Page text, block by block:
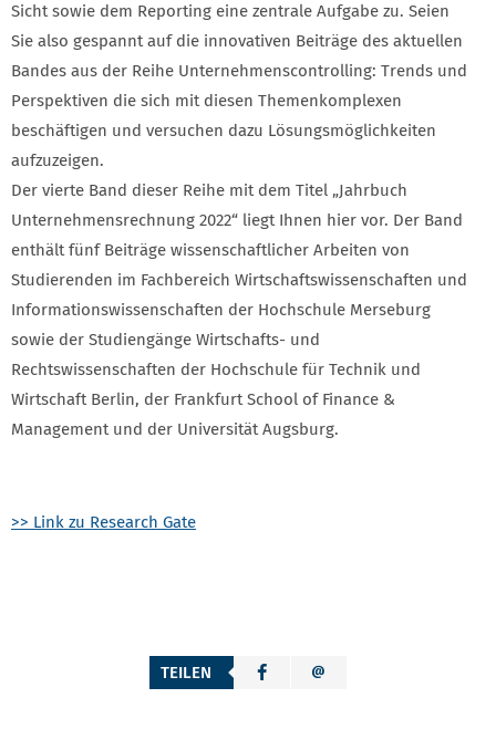
Sicht sowie dem Reporting eine zentrale Aufgabe zu. Seien
Sie also gespannt auf die innovativen Beiträge des aktuellen
Bandes aus der Reihe Unternehmenscontrolling: Trends und
Perspektiven die sich mit diesen Themenkomplexen
beschäftigen und versuchen dazu Lösungsmöglichkeiten
aufzuzeigen.
Der vierte Band dieser Reihe mit dem Titel „Jahrbuch
Unternehmensrechnung 2022“ liegt Ihnen hier vor. Der Band
enthält fünf Beiträge wissenschaftlicher Arbeiten von
Studierenden im Fachbereich Wirtschaftswissenschaften und
Informationswissenschaften der Hochschule Merseburg
sowie der Studiengänge Wirtschafts- und
Rechtswissenschaften der Hochschule für Technik und
Wirtschaft Berlin, der Frankfurt School of Finance &
Management und der Universität Augsburg.
>> Link zu Research Gate
TEILEN